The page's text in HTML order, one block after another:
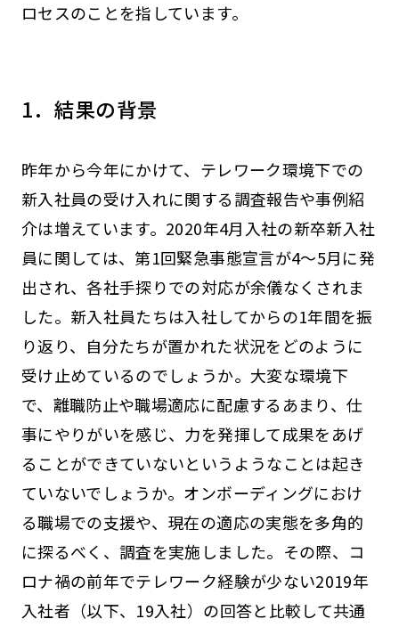
ロセスのことを指しています。
1．結果の背景
昨年から今年にかけて、テレワーク環境下での
新入社員の受け入れに関する調査報告や事例紹
介は増えています。2020年4月入社の新卒新入社
員に関しては、第1回緊急事態宣言が4～5月に発
出され、各社手探りでの対応が余儀なくされま
した。新入社員たちは入社してからの1年間を振
り返り、自分たちが置かれた状況をどのように
受け止めているのでしょうか。大変な環境下
で、離職防止や職場適応に配慮するあまり、仕
事にやりがいを感じ、力を発揮して成果をあげ
ることができていないというようなことは起き
ていないでしょうか。オンボーディングにおけ
る職場での支援や、現在の適応の実態を多角的
に探るべく、調査を実施しました。その際、コ
ロナ禍の前年でテレワーク経験が少ない2019年
入社者（以下、19入社）の回答と比較して共通